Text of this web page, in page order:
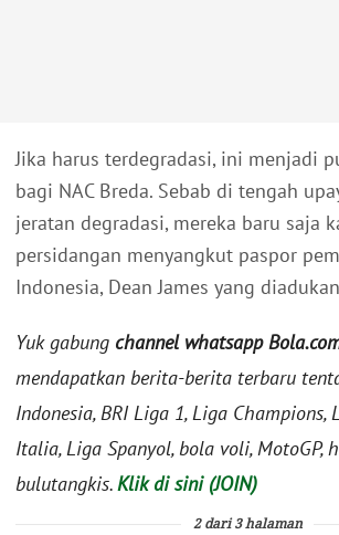
Jika harus terdegradasi, ini menjadi
bagi NAC Breda. Sebab di tengah
jeratan degradasi, mereka baru saja
persidangan menyangkut paspor
Indonesia, Dean James yang
Yuk gabung channel whatsapp
mendapatkan berita-berita terbaru
Indonesia, BRI Liga 1, Liga Champions,
Italia, Liga Spanyol, bola voli, MotoGP,
bulutangkis.Klik di sini (JOIN)
2 dari 3 halaman